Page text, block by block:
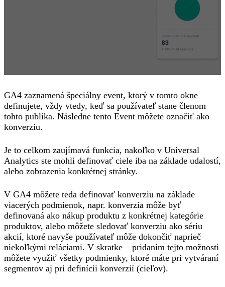
GA4 zaznamená špeciálny event, ktorý v tomto okne
definujete, vždy vtedy, keď sa používateľ stane členom
tohto publika. Následne tento Event môžete označiť ako
konverziu.
Je to celkom zaujímavá funkcia, nakoľko v Universal
Analytics ste mohli definovať ciele iba na základe udalostí,
alebo zobrazenia konkrétnej stránky.
V GA4 môžete teda definovať konverziu na základe
viacerých podmienok, napr. konverzia môže byť
definovaná ako nákup produktu z konkrétnej kategórie
produktov, alebo môžete sledovať konverziu ako sériu
akcií, ktoré navyše používateľ môže dokončiť naprieč
niekoľkými reláciami. V skratke – pridaním tejto možnosti
môžete využiť všetky podmienky, ktoré máte pri vytváraní
segmentov aj pri definícii konverzií (cieľov).